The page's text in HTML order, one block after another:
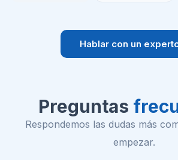
Hablar con un
Preguntas
Respondemos las dudas más
empezar.